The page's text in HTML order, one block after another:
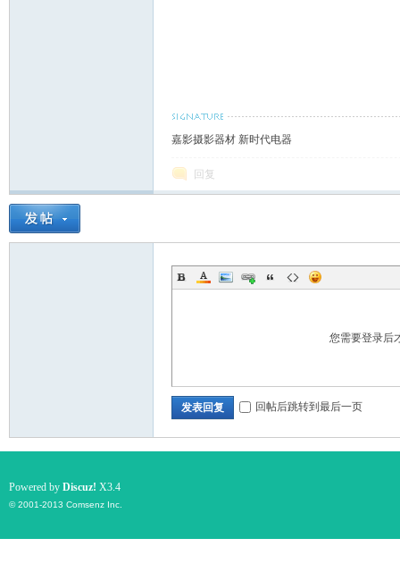
嘉影摄影器材 新时代电器
回复
您需要登录后
发表回复 回帖后跳转到最后一页
Powered by Discuz! X3.4
© 2001-2013 Comsenz Inc.